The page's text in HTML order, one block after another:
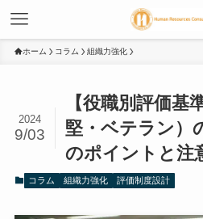
ホーム コラム 組織力強化
【役職別評価基
堅・ベテラン）
のポイントと注
2024
9/03
コラム 組織力強化 評価制度設計